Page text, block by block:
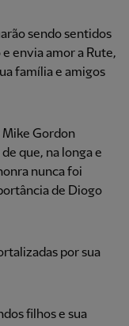
sendo sentidos
envia amor a Rute,
família e amigos
Mike Gordon
que, na longa e
nunca foi
de Diogo
por sua
filhos e sua